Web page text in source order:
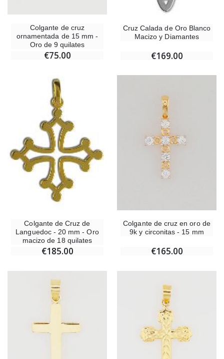
Colgante de cruz
ornamentada de 15 mm -
Oro de 9 quilates
€75.00
Cruz Calada de Oro Blanco
Macizo y Diamantes
€169.00
Colgante de Cruz de
Languedoc - 20 mm - Oro
macizo de 18 quilates
€185.00
Colgante de cruz en oro de
9k y circonitas - 15 mm
€165.00